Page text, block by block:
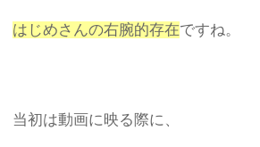
はじめさんの右腕的存在ですね。
当初は動画に映る際に、